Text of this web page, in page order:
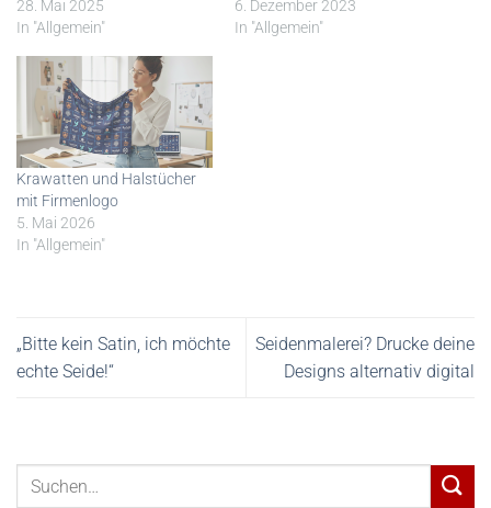
28. Mai 2025
In "Allgemein"
6. Dezember 2023
In "Allgemein"
Krawatten und Halstücher
mit Firmenlogo
5. Mai 2026
In "Allgemein"
„Bitte kein Satin, ich möchte
echte Seide!“
Seidenmalerei? Drucke deine
Designs alternativ digital